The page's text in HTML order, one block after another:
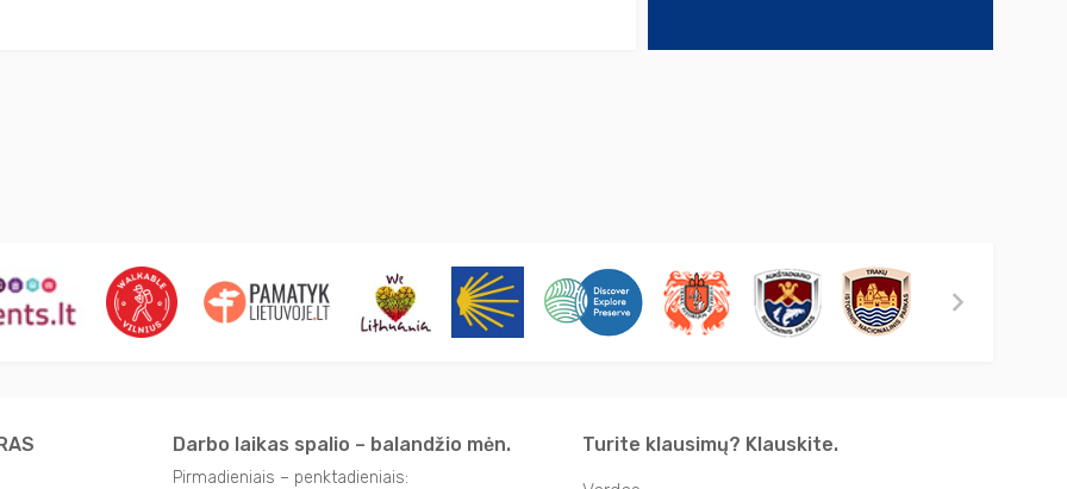
Darbo laikas spalio – balandžio mėn.
Pirmadieniais – penktadieniais:
Turite klausimų? Klauskite.